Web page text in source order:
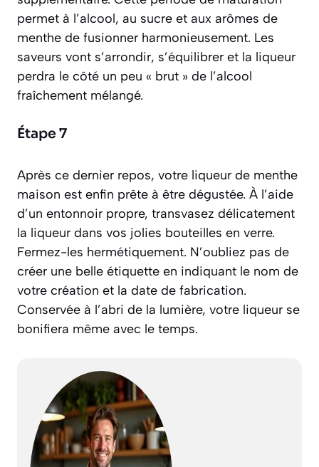
permet à l’alcool, au sucre et aux arômes de
menthe de fusionner harmonieusement. Les
saveurs vont s’arrondir, s’équilibrer et la liqueur
perdra le côté un peu « brut » de l’alcool
fraîchement mélangé.
Étape 7
Après ce dernier repos, votre liqueur de menthe
maison est enfin prête à être dégustée. À l’aide
d’un entonnoir propre, transvasez délicatement
la liqueur dans vos jolies bouteilles en verre.
Fermez-les hermétiquement. N’oubliez pas de
créer une belle étiquette en indiquant le nom de
votre création et la date de fabrication.
Conservée à l’abri de la lumière, votre liqueur se
bonifiera même avec le temps.